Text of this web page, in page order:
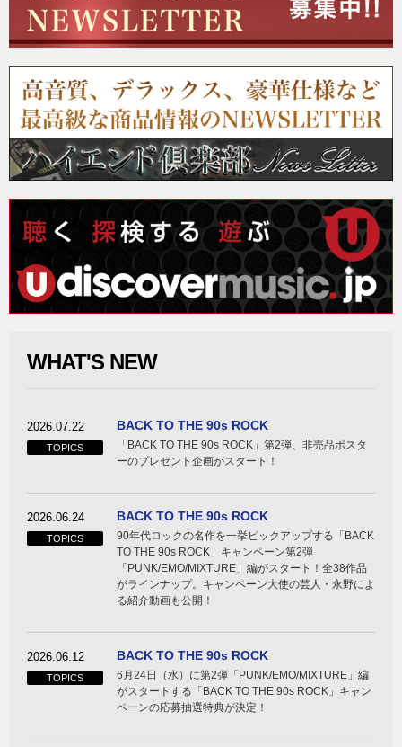
WHAT'S NEW
2026.07.22
TOPICS
BACK TO THE 90s ROCK
「BACK TO THE 90s ROCK」第2弾、非売品ポスタ
ーのプレゼント企画がスタート！
2026.06.24
TOPICS
BACK TO THE 90s ROCK
90年代ロックの名作を一挙ピックアップする「BACK
TO THE 90s ROCK」キャンペーン第2弾
「PUNK/EMO/MIXTURE」編がスタート！全38作品
がラインナップ。キャンペーン大使の芸人・永野によ
る紹介動画も公開！
2026.06.12
TOPICS
BACK TO THE 90s ROCK
6月24日（水）に第2弾「PUNK/EMO/MIXTURE」編
がスタートする「BACK TO THE 90s ROCK」キャン
ペーンの応募抽選特典が決定！